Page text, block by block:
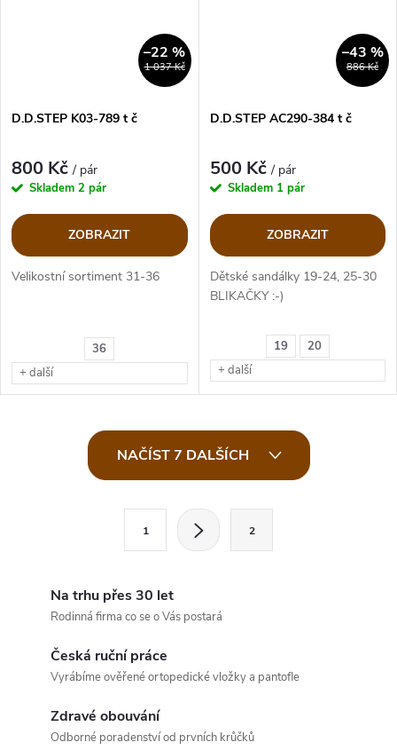
1 037 Kč
–22 %
36
+ další
D.D.STEP K03-789 t č
800 Kč/ pár
Skladem 2 pár
ZOBRAZIT
Velikostní sortiment 31-36
886 Kč
–43 %
19
20
+ další
D.D.STEP AC290-384 t č
500 Kč/ pár
Skladem 1 pár
ZOBRAZIT
Dětské sandálky 19-24, 25-30
BLIKAČKY :-)
NAČÍST 7 DALŠÍCH
1 2
Na trhu přes 30 let
Rodinná firma co se o Vás postará
Česká ruční práce
Vyrábíme ověřené ortopedické vložky a pantofle
Zdravé obouvání
Odborné poradenství od prvních krůčků